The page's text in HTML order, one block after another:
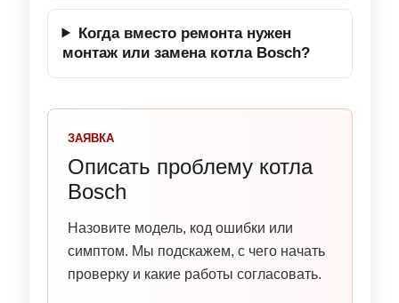
Когда вместо ремонта нужен
монтаж или замена котла Bosch?
ЗАЯВКА
Описать проблему котла
Bosch
Назовите модель, код ошибки или
симптом. Мы подскажем, с чего начать
проверку и какие работы согласовать.